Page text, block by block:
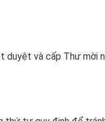
duyệt và cấp Thư mời